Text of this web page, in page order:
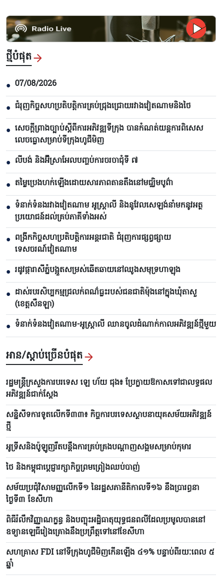
ថ្មីបំផុត
● 07/08/2026
● ជំរុញកិច្ចសហប្រតិបត្តិការគ្រប់ជ្រុងជ្រោយរវាងវៀតណាមនិងថៃ
● សេចក្តីព្រាងច្បាប់ស្តីពីការអភិវឌ្ឍទីក្រុង បាន​កំណត់យន្តការពិសេស
លេចធ្លោសម្រាប់ទីក្រុងហូជីមិញ
● លីបង់ និងអ៊ីស្រាអែលបញ្ចប់ការចរចាជុំទី ៧​
● តម្លៃប្រេងហក់ឡើងដោយសារភាពតានតឹងនៅមជ្ឈិមបូព៌ា
● ទំនាក់ទំនងរវាងវៀតណាម អូស្ត្រាលី និងនូវែលសេឡង់នាំមកនូវអត្ថ
ប្រយោជន៍ដល់គ្រប់ភាគីទាំងអស់
● ពង្រីកកិច្ចសហប្រតិបត្តិការអន្តរជាតិ ជំរុញការផ្សព្វផ្សាយ
ទេសចរណ៍វៀតណាម
● រដូវផ្ការាសីភ្នំបង្អួតសម្រស់ឆើតឆាយនៅឈូងសមុទ្រហាឡុង
● ដាស់របរសិប្បកម្មជ្រលក់ពណ៌ធ្លះរបស់ជនជាតិម៉ុងនៅក្នុងឃុំតាសួ
(ខេត្តសឺនឡា)
● ទំនាក់ទំនងវៀតណាម-អូស្ត្រាលី ឈាន​ចូលដំណាក់កាលអភិវឌ្ឍន៍ថ្មីមួយ
អាន/ស្តាប់ច្រើនបំផុត
រដ្ឋមន្ត្រីក្រសួងការបរទេស ឡេ ហ័យ ជុង៖ ប្រែក្លាយឱកាសទៅជាលទ្ធផល
អភិវឌ្ឍន៍ជាក់ស្តែង
សន្និសីទការទូតលើកទី៣៣៖ កិច្ចការបរទេសស្ថាបនាយុគសម័យអភិវឌ្ឍន៍
ថ្មី
អូទ្រីសនិងប៉ូឡូញរឹតបន្តឹងការគ្រប់គ្រងបណ្តាញសង្គមសម្រាប់កុមារ
ថៃ និងកម្ពុជាប្តេជ្ញារក្សាកិច្ចព្រមព្រៀងឈប់បាញ់
សម័យប្រជុំវិសាមញ្ញលើកទី១ នៃរដ្ឋសភានីតិកាលទី១៦ នឹងប្រារព្ធនា
ថ្ងៃទី៣ ខែសីហា
ពិធីរំលឹកវិញ្ញាណក្ខន្ធ និងបញ្ចុះអដ្ឋិធាតុយុទ្ធជនពលីដែលប្រមូលបាននៅ
ឧទ្យានឡេធីរៀងគ្រោងនឹងប្រព្រឹត្តទៅនៅខែសីហា
សហគ្រាស FDI នៅទីក្រុងហូជីមិញកើនឡើង ៤១% បន្ទាប់ពីរយៈពេល ៥
ឆ្នាំ